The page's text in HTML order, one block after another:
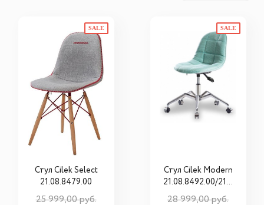
SALE
Стул Cilek Select
21.08.8479.00
25 999,00 руб.
SALE
Стул Cilek Modern
21.08.8492.00/21.0
28 999,00 руб.